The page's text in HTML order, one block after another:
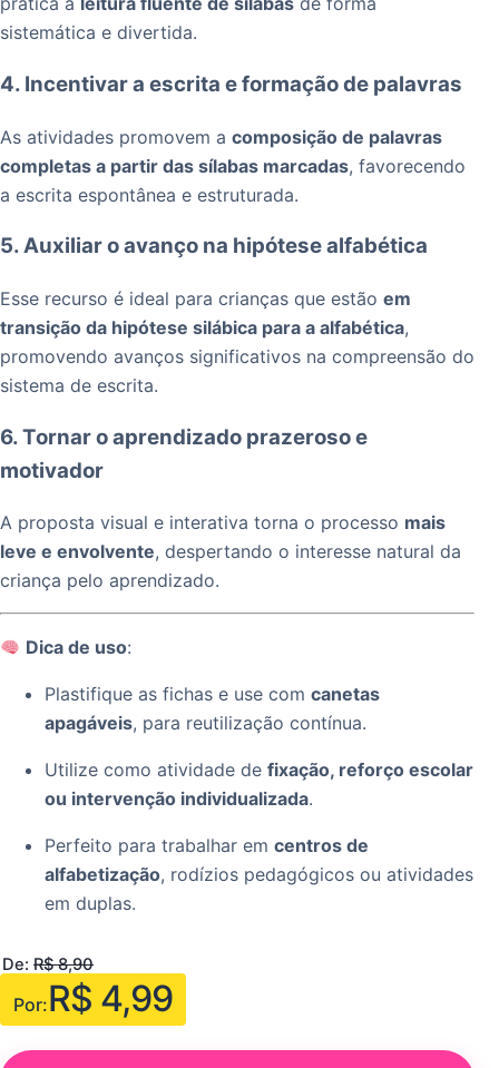
sistemática e divertida.
4. Incentivar a escrita e formação de palavras
As atividades promovem a composição de palavras
completas a partir das sílabas marcadas, favorecendo
a escrita espontânea e estruturada.
5. Auxiliar o avanço na hipótese alfabética
Esse recurso é ideal para crianças que estão em
transição da hipótese silábica para a alfabética,
promovendo avanços significativos na compreensão do
sistema de escrita.
6. Tornar o aprendizado prazeroso e
motivador
A proposta visual e interativa torna o processo mais
leve e envolvente, despertando o interesse natural da
criança pelo aprendizado.
Dica de uso:
Plastifique as fichas e use com canetas
apagáveis, para reutilização contínua.
Utilize como atividade de fixação, reforço escolar
ou intervenção individualizada.
Perfeito para trabalhar em centros de
alfabetização, rodízios pedagógicos ou atividades
em duplas.
De: R$8,90
Por:R$ 4,99